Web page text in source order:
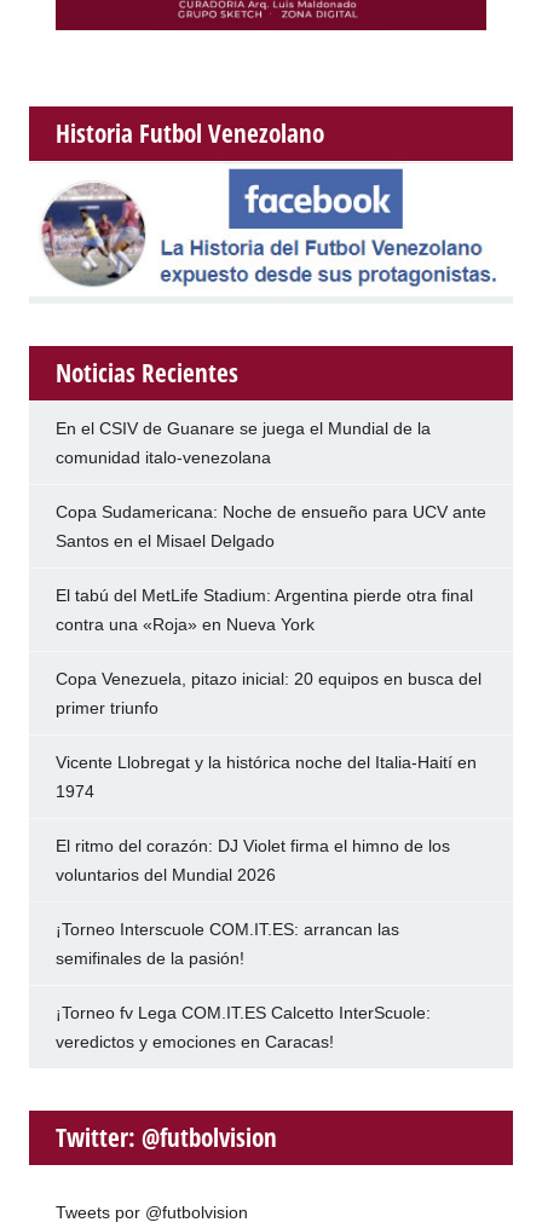
Historia Futbol Venezolano
Noticias Recientes
En el CSIV de Guanare se juega el Mundial de la
comunidad italo-venezolana
Copa Sudamericana: Noche de ensueño para UCV ante
Santos en el Misael Delgado
El tabú del MetLife Stadium: Argentina pierde otra final
contra una «Roja» en Nueva York
Copa Venezuela, pitazo inicial: 20 equipos en busca del
primer triunfo
Vicente Llobregat y la histórica noche del Italia-Haití en
1974
El ritmo del corazón: DJ Violet firma el himno de los
voluntarios del Mundial 2026
¡Torneo Interscuole COM.IT.ES: arrancan las
semifinales de la pasión!
¡Torneo fv Lega COM.IT.ES Calcetto InterScuole:
veredictos y emociones en Caracas!
Twitter: @futbolvision
Tweets por @futbolvision